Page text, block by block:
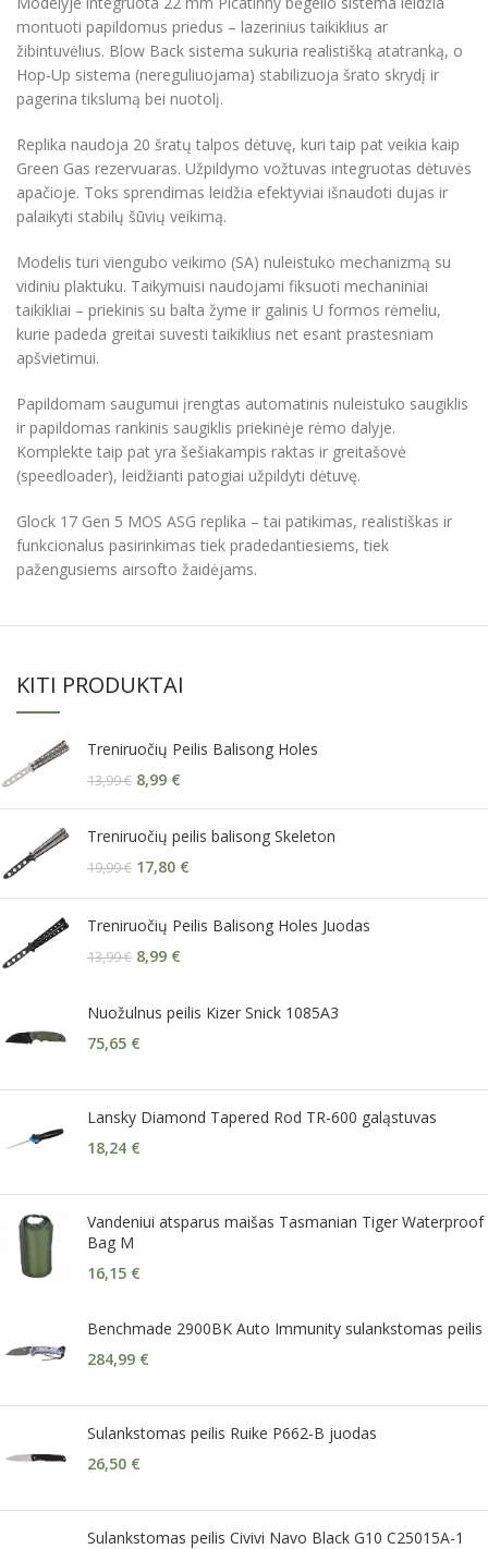
montuoti papildomus priedus – lazerinius taikiklius ar
žibintuvėlius. Blow Back sistema sukuria realistišką atatranką, o
Hop-Up sistema (nereguliuojama) stabilizuoja šrato skrydį ir
pagerina tikslumą bei nuotolį.
Replika naudoja 20 šratų talpos dėtuvę, kuri taip pat veikia kaip
Green Gas rezervuaras. Užpildymo vožtuvas integruotas dėtuvės
apačioje. Toks sprendimas leidžia efektyviai išnaudoti dujas ir
palaikyti stabilų šūvių veikimą.
Modelis turi viengubo veikimo (SA) nuleistuko mechanizmą su
vidiniu plaktuku. Taikymuisi naudojami fiksuoti mechaniniai
taikikliai – priekinis su balta žyme ir galinis U formos rėmeliu,
kurie padeda greitai suvesti taikiklius net esant prastesniam
apšvietimui.
Papildomam saugumui įrengtas automatinis nuleistuko saugiklis
ir papildomas rankinis saugiklis priekinėje rėmo dalyje.
Komplekte taip pat yra šešiakampis raktas ir greitašovė
(speedloader), leidžianti patogiai užpildyti dėtuvę.
Glock 17 Gen 5 MOS ASG replika – tai patikimas, realistiškas ir
funkcionalus pasirinkimas tiek pradedantiesiems, tiek
pažengusiems airsofto žaidėjams.
KITI PRODUKTAI
Treniruočių Peilis Balisong Holes
13,99€ 8,99 €
Treniruočių peilis balisong Skeleton
19,99€ 17,80 €
Treniruočių Peilis Balisong Holes Juodas
13,99€ 8,99 €
Nuožulnus peilis Kizer Snick 1085A3
75,65 €
Lansky Diamond Tapered Rod TR-600 galąstuvas
18,24 €
Vandeniui atsparus maišas Tasmanian Tiger Waterproof
Bag M
16,15 €
Benchmade 2900BK Auto Immunity sulankstomas peilis
284,99 €
Sulankstomas peilis Ruike P662-B juodas
26,50 €
Sulankstomas peilis Civivi Navo Black G10 C25015A-1